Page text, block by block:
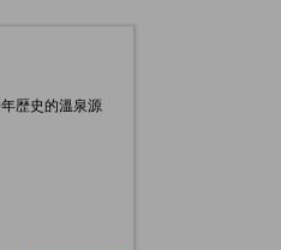
歴史的溫泉源